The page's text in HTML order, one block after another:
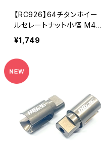
【RC926】64チタンホイー
ルセレートナット小径 M4用
(4個入り） KN-LN02
¥1,749